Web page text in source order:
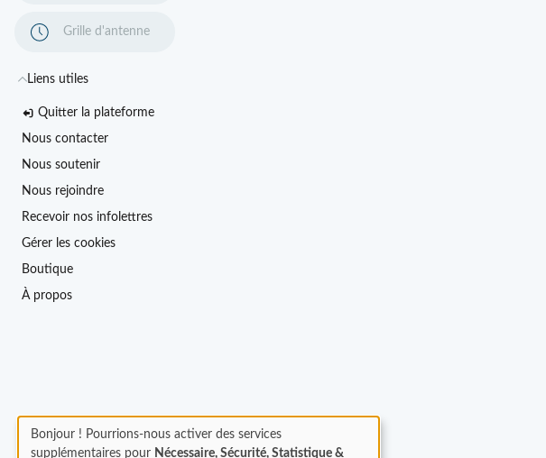
Grille d'antenne
Liens utiles
Quitter la plateforme
Nous contacter
Nous soutenir
Nous rejoindre
Recevoir nos infolettres
Gérer les cookies
Boutique
À propos
Bonjour ! Pourrions-nous activer des services
supplémentaires pour Nécessaire, Sécurité, Statistique &